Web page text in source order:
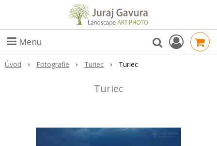
Menu
Úvod Fotografie Turiec Turiec
Turiec